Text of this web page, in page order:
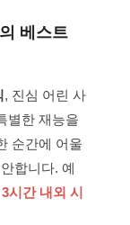
베스트
, 진심 어린 사
별한 재능을
순간에 어울
합니다. 예
3시간 내외 시